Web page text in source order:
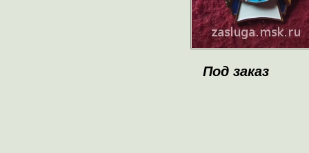
Под заказ